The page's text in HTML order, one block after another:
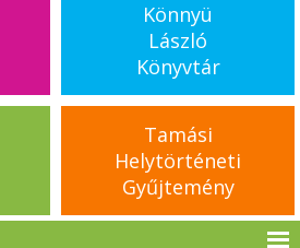
Könnyü
László
Könyvtár
Tamási
Helytörténeti
Gyűjtemény